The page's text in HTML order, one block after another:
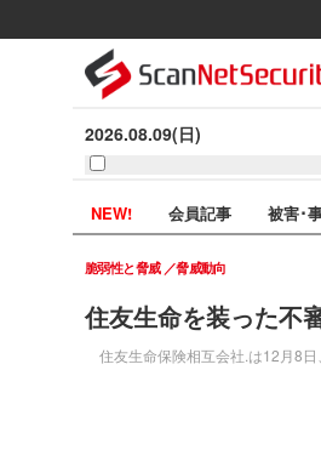
2026.08.09(日)
NEW! 会員記事 被害･
住友生命を装った不
住友生命保険相互会社.は12月8日
脆弱性と脅威 脅威動向